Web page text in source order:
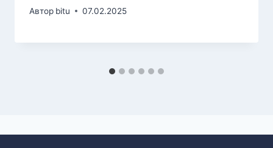
Автор bitu 07.02.2025